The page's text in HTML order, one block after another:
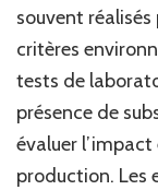
souvent
critères
tests de
présence de
évaluer
production. Les